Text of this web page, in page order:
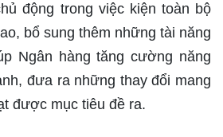
động trong việc kiện toàn bộ
bổ sung thêm những tài năng
Ngân hàng tăng cường năng
đưa ra những thay đổi mang
được mục tiêu đề ra.